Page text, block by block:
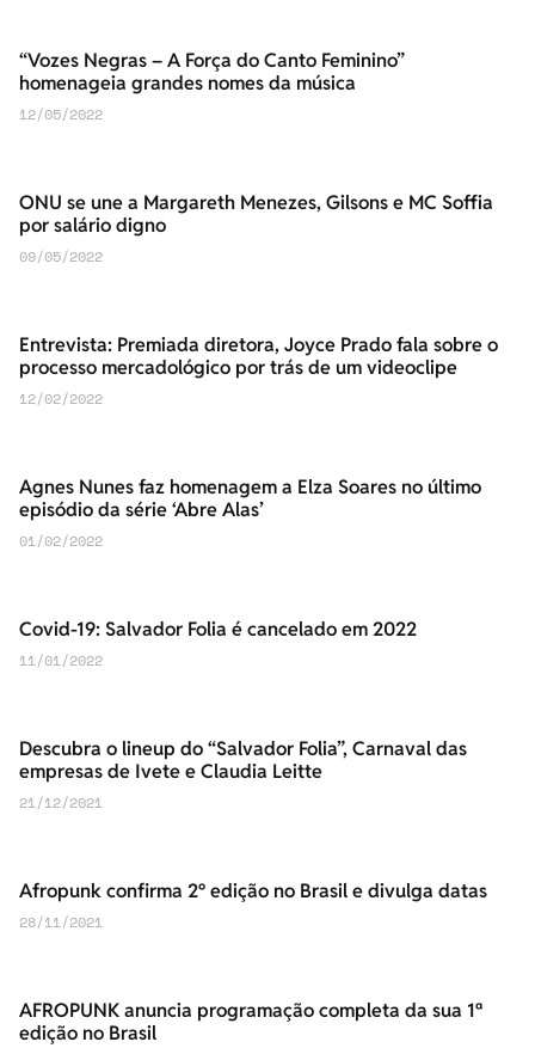
“Vozes Negras – A Força do Canto Feminino”
homenageia grandes nomes da música
12/05/2022
ONU se une a Margareth Menezes, Gilsons e MC Soffia
por salário digno
09/05/2022
Entrevista: Premiada diretora, Joyce Prado fala sobre o
processo mercadológico por trás de um videoclipe
12/02/2022
Agnes Nunes faz homenagem a Elza Soares no último
episódio da série ‘Abre Alas’
01/02/2022
Covid-19: Salvador Folia é cancelado em 2022
11/01/2022
Descubra o lineup do “Salvador Folia”, Carnaval das
empresas de Ivete e Claudia Leitte
21/12/2021
Afropunk confirma 2º edição no Brasil e divulga datas
28/11/2021
AFROPUNK anuncia programação completa da sua 1ª
edição no Brasil